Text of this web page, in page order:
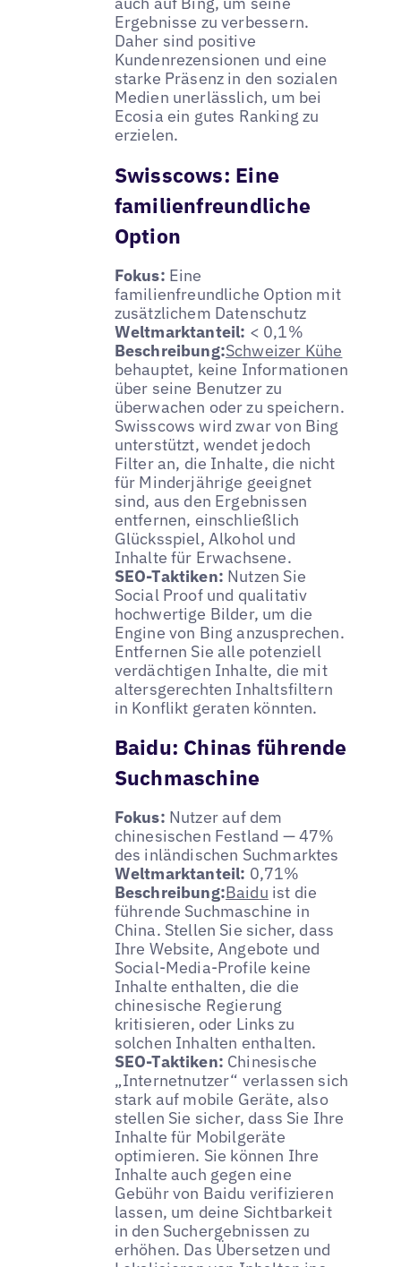
Ergebnisse zu verbessern.
Daher sind positive
Kundenrezensionen und eine
starke Präsenz in den sozialen
Medien unerlässlich, um bei
Ecosia ein gutes Ranking zu
erzielen.
Swisscows: Eine
familienfreundliche
Option
Fokus: Eine
familienfreundliche Option mit
zusätzlichem Datenschutz
Weltmarktanteil: < 0,1%
Beschreibung:Schweizer Kühe
behauptet, keine Informationen
über seine Benutzer zu
überwachen oder zu speichern.
Swisscows wird zwar von Bing
unterstützt, wendet jedoch
Filter an, die Inhalte, die nicht
für Minderjährige geeignet
sind, aus den Ergebnissen
entfernen, einschließlich
Glücksspiel, Alkohol und
Inhalte für Erwachsene.
SEO-Taktiken: Nutzen Sie
Social Proof und qualitativ
hochwertige Bilder, um die
Engine von Bing anzusprechen.
Entfernen Sie alle potenziell
verdächtigen Inhalte, die mit
altersgerechten Inhaltsfiltern
in Konflikt geraten könnten.
Baidu: Chinas führende
Suchmaschine
Fokus: Nutzer auf dem
chinesischen Festland — 47%
des inländischen Suchmarktes
Weltmarktanteil: 0,71%
Beschreibung:Baidu ist die
führende Suchmaschine in
China. Stellen Sie sicher, dass
Ihre Website, Angebote und
Social-Media-Profile keine
Inhalte enthalten, die die
chinesische Regierung
kritisieren, oder Links zu
solchen Inhalten enthalten.
SEO-Taktiken: Chinesische
„Internetnutzer“ verlassen sich
stark auf mobile Geräte, also
stellen Sie sicher, dass Sie Ihre
Inhalte für Mobilgeräte
optimieren. Sie können Ihre
Inhalte auch gegen eine
Gebühr von Baidu verifizieren
lassen, um deine Sichtbarkeit
in den Suchergebnissen zu
erhöhen. Das Übersetzen und